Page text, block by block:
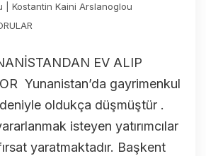
| Kostantin Kaini Arslanoglou
EV ALIP
Yunanistan’da gayrimenkul
oldukça düşmüştür .
isteyen yatırımcılar
yaratmaktadır. Başkent